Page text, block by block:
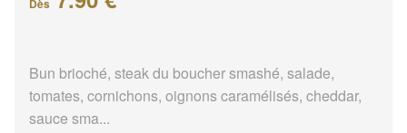
Dès
Bun brioché, steak du boucher smashé, salade,
tomates, cornichons, oignons caramélisés, cheddar,
sauce sma...